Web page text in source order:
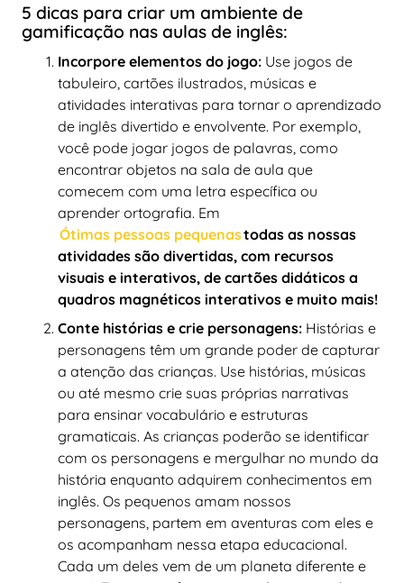
5 dicas para criar um ambiente de
gamificação nas aulas de inglês:
Incorpore elementos do jogo: Use jogos de
tabuleiro, cartões ilustrados, músicas e
atividades interativas para tornar o aprendizado
de inglês divertido e envolvente. Por exemplo,
você pode jogar jogos de palavras, como
encontrar objetos na sala de aula que
comecem com uma letra específica ou
aprender ortografia. Em
Ótimas pessoas pequenastodas as nossas
atividades são divertidas, com recursos
visuais e interativos, de cartões didáticos a
quadros magnéticos interativos e muito mais!
Conte histórias e crie personagens: Histórias e
personagens têm um grande poder de capturar
a atenção das crianças. Use histórias, músicas
ou até mesmo crie suas próprias narrativas
para ensinar vocabulário e estruturas
gramaticais. As crianças poderão se identificar
com os personagens e mergulhar no mundo da
história enquanto adquirem conhecimentos em
inglês. Os pequenos amam nossos
personagens, partem em aventuras com eles e
os acompanham nessa etapa educacional.
Cada um deles vem de um planeta diferente e